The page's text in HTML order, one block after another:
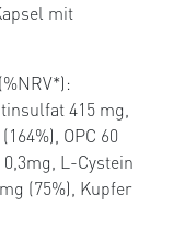
mit
415 mg,
OPC 60
L-Cystein
(75%), Kupfer